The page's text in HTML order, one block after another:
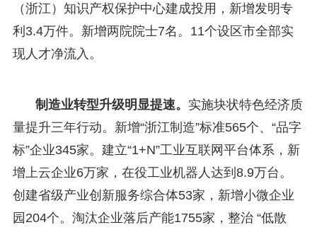
（浙江）知识产权保护中心建成投用，新增发明专
利3.4万件。新增两院院士7名。11个设区市全部实
现人才净流入。
制造业转型升级明显提速。 实施块状特色经济质
量提升三年行动。新增“浙江制造”标准565个、“品字
标”企业345家。建立“1+N”工业互联网平台体系，新
增上云企业6万家，在役工业机器人达到8.9万台。
创建省级产业创新服务综合体53家，新增小微企业
园204个。淘汰企业落后产能1755家，整治 “低散